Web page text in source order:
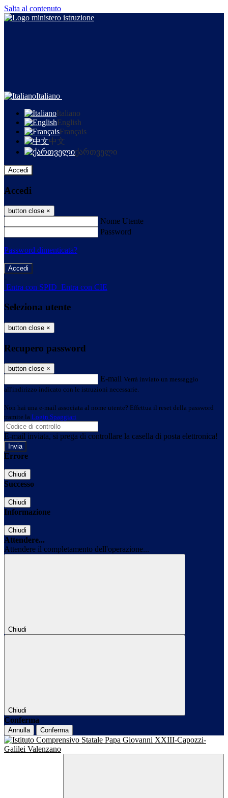
Salta al contenuto
Italiano
Italiano
English
Français
中文
ქართველი
Accedi
Accedi
button close ×
Nome Utente
Password
Password dimenticata?
-
Entra con SPID Entra con CIE
Seleziona utente
button close ×
Recupero password
button close ×
E-mail Verrà inviato un messaggio
all'indirizzo indicato con le istruzioni necessarie.
Non hai una e-mail associata al nome utente? Effettua il reset della password
tramite la Login Spaggiari
E-mail inviata, si prega di controllare la casella di posta elettronica!
Errore
Chiudi
Successo
Chiudi
Informazione
Chiudi
Attendere...
Attendere il completamento dell'operazione...
Chiudi
Chiudi
Conferma
Annulla Conferma